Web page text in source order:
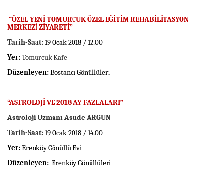
“ÖZEL YENİ TOMURCUK ÖZEL EĞİTİM REHABİLİTASYON
MERKEZİ ZİYARETİ”
Tarih-Saat:19 Ocak 2018 / 12.00
Yer:Tomurcuk Kafe
Düzenleyen:Bostancı Gönüllüleri
“ASTROLOJİ VE 2018 AY FAZLALARI”
Astroloji Uzmanı Asude ARGUN
Tarih-Saat:19 Ocak 2018 / 14.00
Yer:Erenköy Gönüllü Evi
Düzenleyen: Erenköy Gönüllüleri